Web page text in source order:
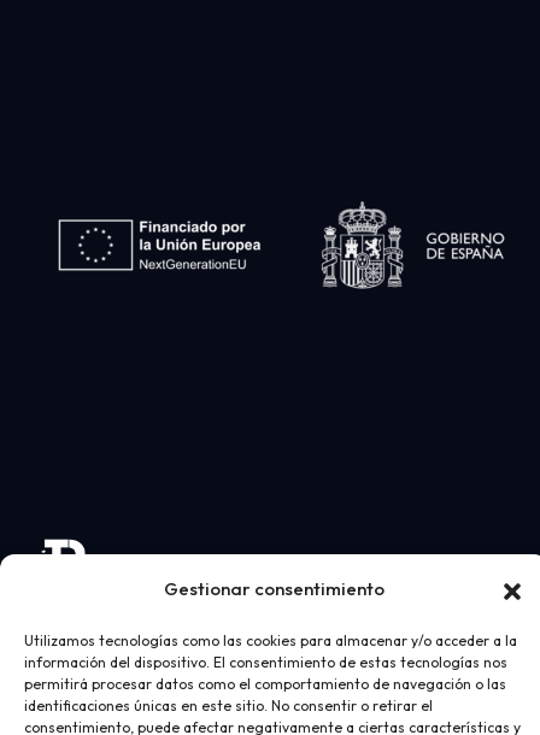
Gestionar consentimiento
Utilizamos tecnologías como las cookies para almacenar y/o acceder a la
información del dispositivo. El consentimiento de estas tecnologías nos
permitirá procesar datos como el comportamiento de navegación o las
identificaciones únicas en este sitio. No consentir o retirar el
consentimiento, puede afectar negativamente a ciertas características y